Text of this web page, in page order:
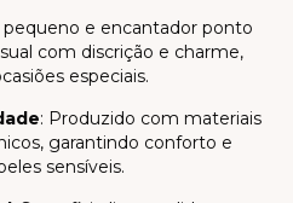
pequeno e encantador ponto
com discrição e charme,
especiais.
: Produzido com materiais
garantindo conforto e
sensíveis.